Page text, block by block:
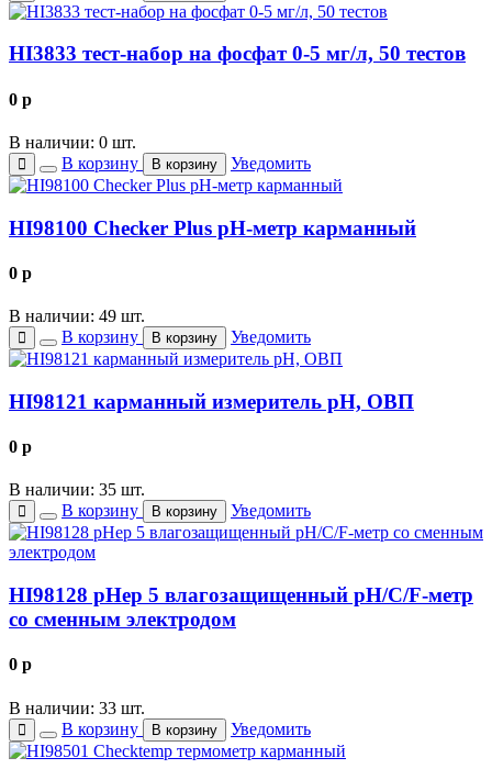
HI3833 тест-набор на фосфат 0-5 мг/л, 50 тестов
0 p
В наличии: 0 шт.
В корзину
В корзину Уведомить
HI98100 Checker Plus рН-метр карманный
0 p
В наличии: 49 шт.
В корзину
В корзину Уведомить
HI98121 карманный измеритель рН, ОВП
0 p
В наличии: 35 шт.
В корзину
В корзину Уведомить
HI98128 pHep 5 влагозащищенный рН/С/F-метр
со сменным электродом
0 p
В наличии: 33 шт.
В корзину
В корзину Уведомить